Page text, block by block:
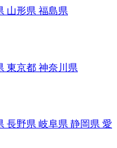
山形県 福島県
東京都 神奈川県
長野県 岐阜県 静岡県 愛